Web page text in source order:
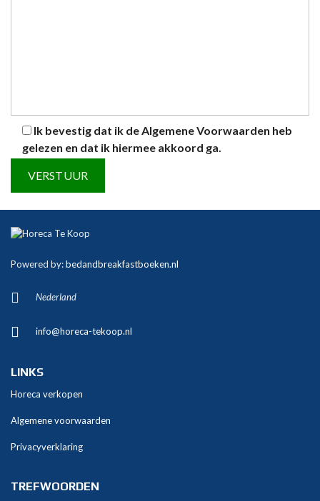
Ik bevestig dat ik deAlgemene Voorwaarden heb
gelezen en dat ik hiermee akkoord ga.
l
e
n
t
v
e
Powered by:bedandbreakfastboeken.nl
Nederland
info@horeca-tekoop.nl
LINKS
Horeca verkopen
Algemene voorwaarden
Privacyverklaring
TREFWOORDEN